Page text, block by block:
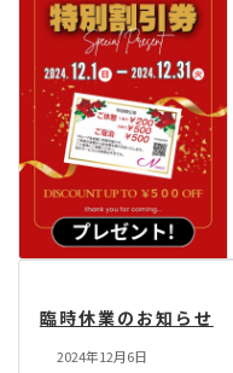
臨時休業のお知らせ
2024年12月6日